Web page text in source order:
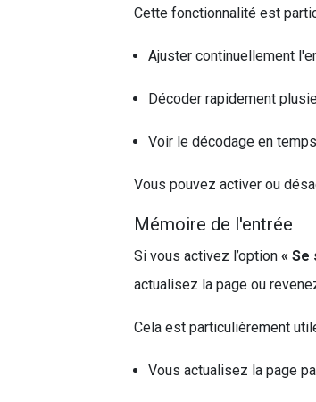
Cette fonctionnalité est
Ajuster continuellement
Décoder rapidement
Voir le décodage en
Vous pouvez activer ou
Mémoire de l'entrée
Si vous activez l’option « Se
actualisez la page ou
Cela est particulièrement
Vous actualisez la page